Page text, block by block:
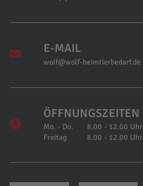
E-MAIL
wolf@wolf-heimtierbedarf.de
ÖFFNUNGSZEITEN
Mo. - Do. 8.00 - 12.00 Uhr
Freitag
8.00 - 12.00 Uhr